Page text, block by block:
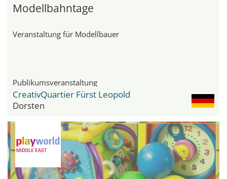
Modellbahntage
Veranstaltung für Modellbauer
Publikumsveranstaltung
CreativQuartier Fürst Leopold
Dorsten